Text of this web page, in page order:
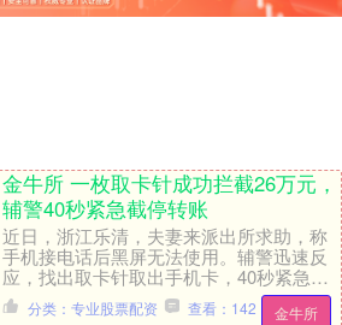
金牛所 一枚取卡针成功拦截26万元，
辅警40秒紧急截停转账
近日，浙江乐清，夫妻来派出所求助，称
手机接电话后黑屏无法使用。辅警迅速反
应，找出取卡针取出手机卡，40秒紧急截
停转账。....
金牛所
分类：专业股票配资 查看：142